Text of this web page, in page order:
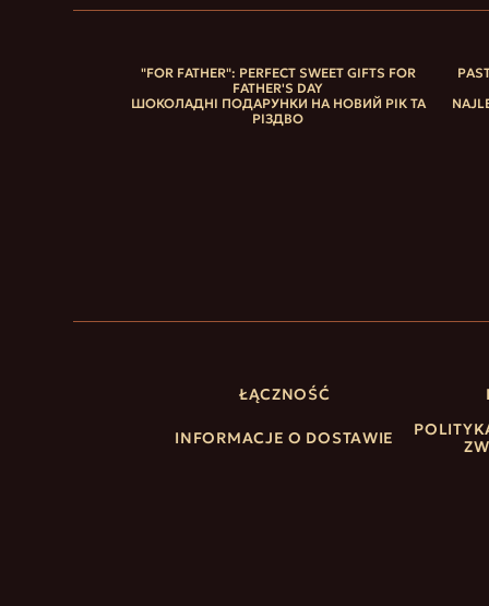
"FOR FATHER": PERFECT SWEET GIFTS FOR
FATHER'S DAY
ШОКОЛАДНІ ПОДАРУНКИ НА НОВИЙ РІК ТА
РІЗДВО
ŁĄCZNOŚĆ
INFORMACJE O DOSTAWIE